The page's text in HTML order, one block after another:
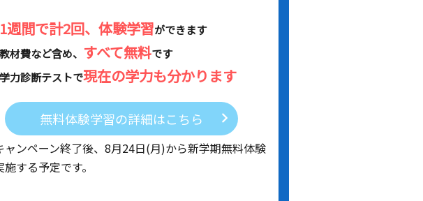
1週間で計2回、体験学習ができます
教材費など含め、 すべて無料です
学力診断テストで現在の学力も分かります
無料体験学習の詳細はこちら
ンペーン終了後、 8月24日(月)から新学期無料体験
施する予定です。